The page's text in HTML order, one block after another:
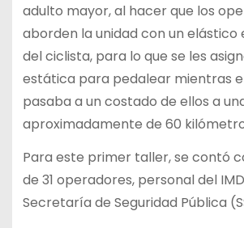
adulto mayor, al hacer que los
aborden la unidad con un elástico
del ciclista, para lo que se les
estática para pedalear mientras
pasaba a un costado de ellos a
aproximadamente de 60
Para este primer taller, se contó
de 31 operadores, personal del
Secretaría de Seguridad Pública